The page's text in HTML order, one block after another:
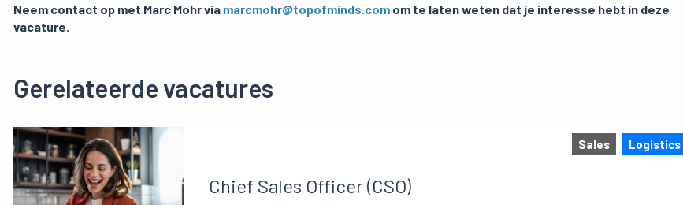
Neem contact op met Marc Mohr via marcmohr@topofminds.com om te laten weten dat je interesse hebt in deze
vacature.
Gerelateerde vacatures
Sales Logistics
Chief Sales Officer (CSO)